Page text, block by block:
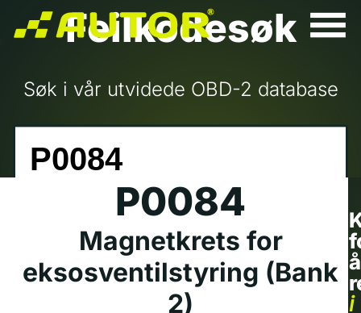
Feilkodesøk
Søk i vår utvidede OBD-2 database
P0084
Magnetkrets for
eksosventilstyring (Bank
2)
å
i